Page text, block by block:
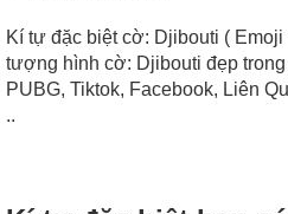
Kí tự đặc biệt cờ: Djibouti (
tượng hình cờ: Djibouti đẹp
PUBG, Tiktok, Facebook, Liên
..